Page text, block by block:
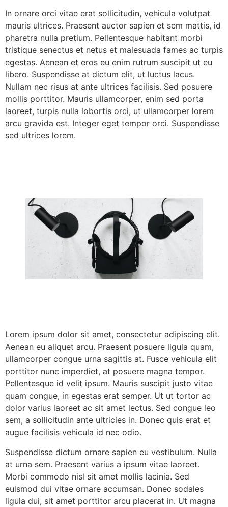
In ornare orci vitae erat sollicitudin, vehicula volutpat
mauris ultrices. Praesent auctor sapien et sem mattis, id
pharetra nulla pretium. Pellentesque habitant morbi
tristique senectus et netus et malesuada fames ac turpis
egestas. Aenean et eros eu enim rutrum suscipit ut eu
libero. Suspendisse at dictum elit, ut luctus lacus.
Nullam nec risus at ante ultrices facilisis. Sed posuere
mollis porttitor. Mauris ullamcorper, enim sed porta
laoreet, turpis nulla lobortis orci, ut ullamcorper lorem
arcu gravida est. Integer eget tempor orci. Suspendisse
sed ultrices lorem.
Lorem ipsum dolor sit amet, consectetur adipiscing elit.
Aenean eu aliquet arcu. Praesent posuere ligula quam,
ullamcorper congue urna sagittis at. Fusce vehicula elit
porttitor nunc imperdiet, at posuere magna tempor.
Pellentesque id velit ipsum. Mauris suscipit justo vitae
quam congue, in egestas erat semper. Ut ut tortor ac
dolor varius laoreet ac sit amet lectus. Sed congue leo
sem, a sollicitudin ante ultricies in. Donec quis erat et
augue facilisis vehicula id nec odio.
Suspendisse dictum ornare sapien eu vestibulum. Nulla
at urna sem. Praesent varius a ipsum vitae laoreet.
Morbi commodo nisl sit amet mollis lacinia. Sed
euismod dui vitae ornare accumsan. Donec sodales
ligula dui, sit amet porttitor arcu placerat in. Ut magna